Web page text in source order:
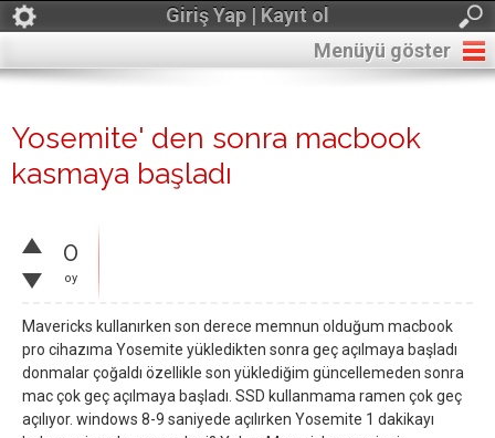
Giriş Yap | Kayıt ol
Menüyü göster
Yosemite' den sonra macbook
kasmaya başladı
0
oy
Mavericks kullanırken son derece memnun olduğum macbook
pro cihazıma Yosemite yükledikten sonra geç açılmaya başladı
donmalar çoğaldı özellikle son yüklediğim güncellemeden sonra
mac çok geç açılmaya başladı. SSD kullanmama ramen çok geç
açılıyor. windows 8-9 saniyede açılırken Yosemite 1 dakikayı